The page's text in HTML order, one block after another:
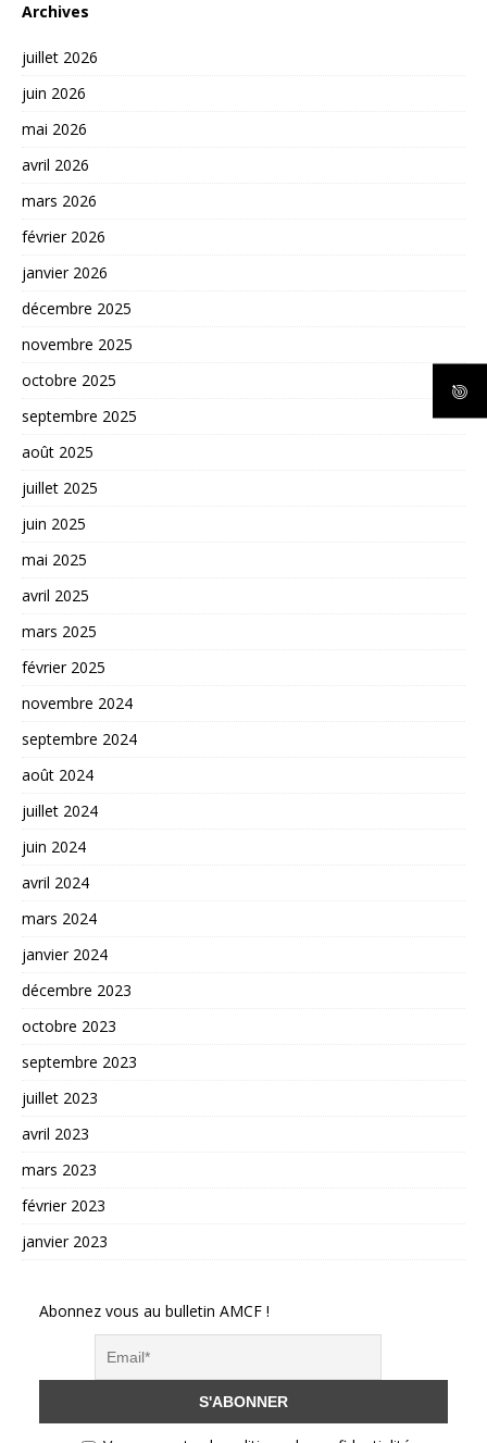
Archives
juillet 2026
juin 2026
mai 2026
avril 2026
mars 2026
février 2026
janvier 2026
décembre 2025
novembre 2025
octobre 2025
septembre 2025
août 2025
juillet 2025
juin 2025
mai 2025
avril 2025
mars 2025
février 2025
novembre 2024
septembre 2024
août 2024
juillet 2024
juin 2024
avril 2024
mars 2024
janvier 2024
décembre 2023
octobre 2023
septembre 2023
juillet 2023
avril 2023
mars 2023
février 2023
janvier 2023
Abonnez vous au bulletin AMCF !